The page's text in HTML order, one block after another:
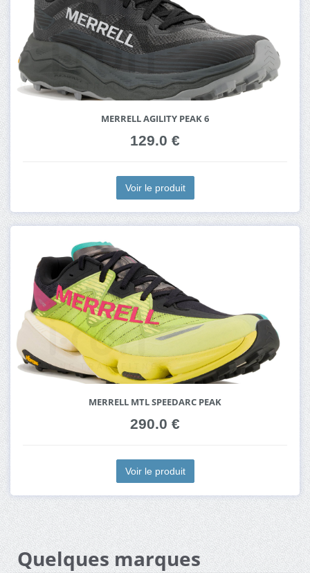
MERRELL AGILITY PEAK 6
129.0 €
Voir le produit
MERRELL MTL SPEEDARC PEAK
290.0 €
Voir le produit
Quelques marques